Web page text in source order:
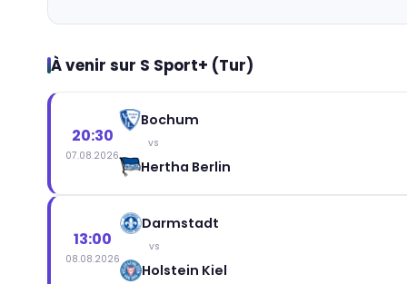
À venir sur S Sport+ (Tur)
20:30
07.08.2026
Bochum
vs
Hertha Berlin
13:00
08.08.2026
Darmstadt
vs
Holstein Kiel